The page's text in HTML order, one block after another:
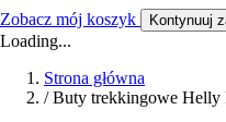
Zobacz mój koszyk Kontynuuj
Loading...
Strona główna
/ Buty trekkingowe Helly